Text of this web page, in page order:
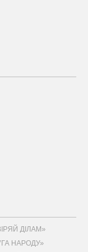
ДІЛАМ»
НАРОДУ»